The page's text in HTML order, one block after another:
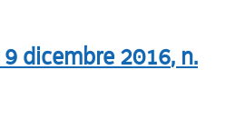
9 dicembre 2016, n.